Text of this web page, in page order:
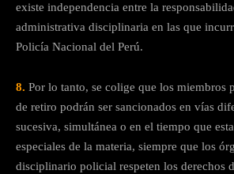
existe independencia entre la
administrativa disciplinaria en las que
Policía Nacional del Perú.
8. Por lo tanto, se colige que los miembros
de retiro podrán ser sancionados en vías
sucesiva, simultánea o en el tiempo que
especiales de la materia, siempre que los
disciplinario policial respeten los derechos